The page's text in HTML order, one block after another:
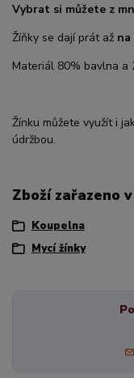
Vybrat si můžete z
Žíňky se dají prát až na
Materiál 80% bavlna a
Žínku můžete využít i
údržbou.
Zboží zařazeno
Koupelna
Mycí žínky